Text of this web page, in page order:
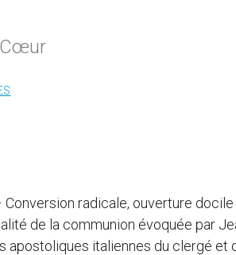
Cœur
Conversion radicale, ouverture docile
de la communion évoquée par
apostoliques italiennes du clergé et